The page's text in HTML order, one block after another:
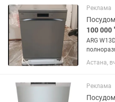
Реклама
100 000
ARG
станет
посуды. †
Астана,
Реклама